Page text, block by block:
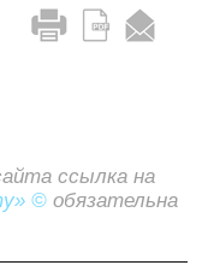
ссылка на
© обязательна